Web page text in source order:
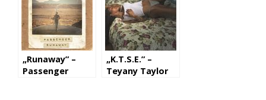
„Runaway” –
Passenger
„K.T.S.E.” –
Teyany Taylor